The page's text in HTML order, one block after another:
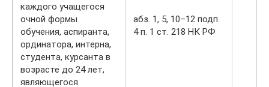
каждого учащегося
очной формы
обучения, аспиранта,
ординатора, интерна,
студента, курсанта в
возрасте до 24 лет,
являющегося
абз. 1, 5, 10–12 подп.
4 п. 1 ст. 218 НК РФ